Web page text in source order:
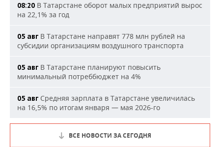
08:20 В Татарстане оборот малых предприятий вырос
на 22,1% за год
05 авг В Татарстане направят 778 млн рублей на
субсидии организациям воздушного транспорта
05 авг В Татарстане планируют повысить
минимальный потреббюджет на 4%
05 авг Средняя зарплата в Татарстане увеличилась
на 16,5% по итогам января — мая 2026-го
ВСЕ НОВОСТИ ЗА СЕГОДНЯ